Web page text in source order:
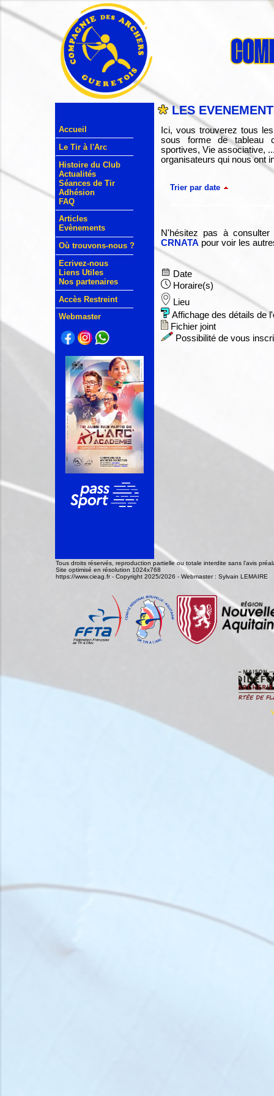
Accueil
Le Tir à l'Arc
Histoire du Club
Actualités
Séances de Tir
Adhésion
FAQ
Articles
Evènements
Où trouvons-nous ?
Ecrivez-nous
Liens Utiles
Nos partenaires
Accès Restreint
Webmaster
LES
Ici, vous trouverez tous
sous forme de tableau
sportives, Vie associative,
organisateurs qui nous ont
Trier par date
N'hésitez pas à
CRNATA pour voir les
Date
Horaire(s)
Lieu
Affichage des détails de
Fichier joint
Possibilité de vous
Tous droits réservés, reproduction partielle ou totale interdite sans l'avis
Site optimisé en résolution 1024x768
https://www.cieag.fr - Copyright 2025/2026 - Webmaster : Sylvain LEMAIRE